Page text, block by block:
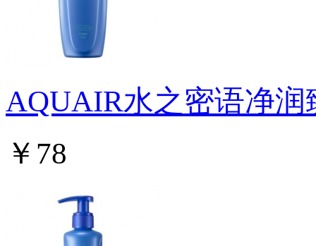
AQUAIR水之密语净润
￥78